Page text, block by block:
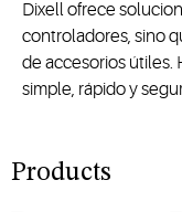
Dixell ofrece
controladores, sino
de accesorios útiles.
simple, rápido y
Products